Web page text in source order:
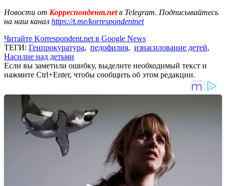
Новости от Корреспондент.netв Telegram. Подписывайтесь
на наш канал https://t.me/korrespondentnet
Читайте Korrespondent.net в Google News
ТЕГИ: Генпрокуратура, педофилия, изнасилование детей,
Насилие над детьми
Если вы заметили ошибку, выделите необходимый текст и
нажмите Ctrl+Enter, чтобы сообщить об этом редакции.